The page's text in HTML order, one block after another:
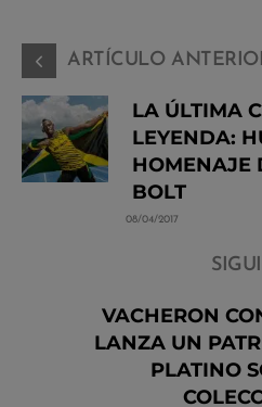
ARTÍCULO
LA ÚLTIMA
LEYENDA:
HOMENAJE
BOLT
08/04/2017
VACHERON
LANZA UN
PLATINO